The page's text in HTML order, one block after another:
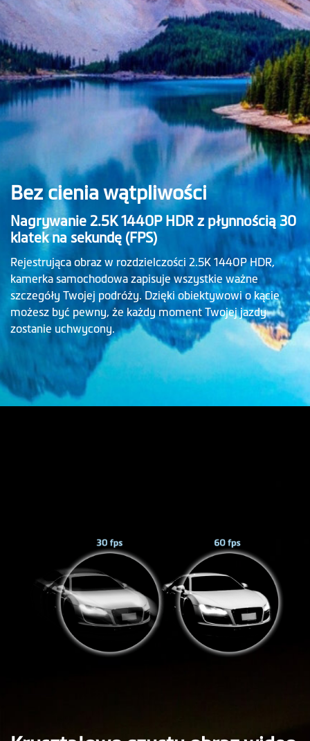
Bez cienia wątpliwości
Nagrywanie 2.5K 1440P HDR z płynnością 30
klatek na sekundę (FPS)
Rejestrująca obraz w rozdzielczości 2.5K 1440P HDR,
kamerka samochodowa zapisuje wszystkie ważne
szczegóły Twojej podróży. Dzięki obiektywowi o kącie
możesz być pewny, że każdy moment Twojej jazdy
zostanie uchwycony.